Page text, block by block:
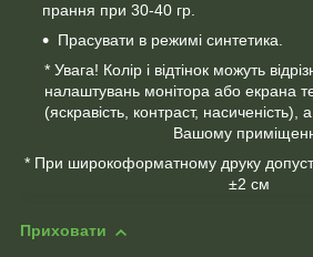
прання при 30-40 гр.
Прасувати в режимі синтетика.
* Увага! Колір і відтінок можуть
налаштувань монітора або екрана
(яскравість, контраст, насиченість),
Вашому
* При широкоформатному друку
±2 см
Приховати